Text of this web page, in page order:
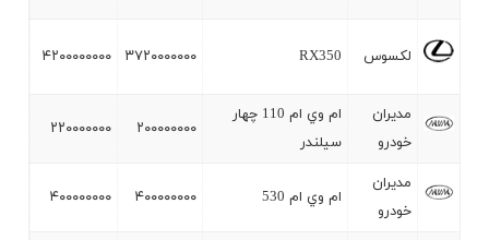
لکسوس RX350 ۳۷۲۰۰۰۰۰۰۰ ۴۲۰۰۰۰۰۰۰۰
مديران
خودرو
ام وي ام 110 چهار
سيلندر
۲۰۰۰۰۰۰۰۰ ۲۲۰۰۰۰۰۰۰
مديران
خودرو
ام وي ام 530 ۴۰۰۰۰۰۰۰۰ ۴۰۰۰۰۰۰۰۰